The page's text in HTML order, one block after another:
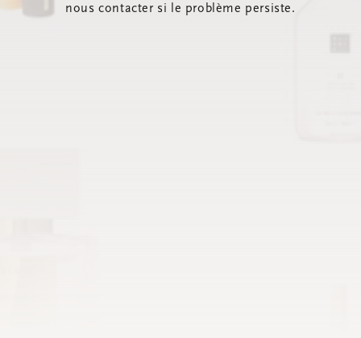
nous contacter si le problème persiste.